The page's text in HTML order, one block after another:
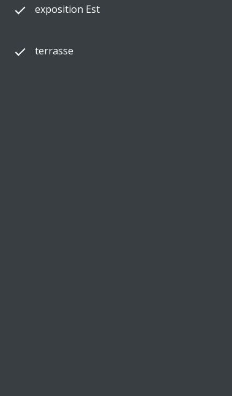
exposition Est
terrasse